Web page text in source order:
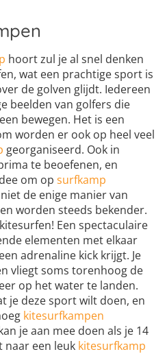
hoort zul je al snel denken
wat een prachtige sport is
de golven glijdt. Iedereen
beelden van golfers die
bewegen. Het is een
worden er ook op heel veel
georganiseerd. Ook in
te beoefenen, en
om op surfkamp
de enige manier van
worden steeds bekender.
Een spectaculaire
elementen met elkaar
adrenaline kick krijgt. Je
vliegt soms torenhoog de
op het water te landen.
je deze sport wilt doen, en
kitesurfkampen
je aan mee doen als je 14
naar een leuk kitesurfkamp